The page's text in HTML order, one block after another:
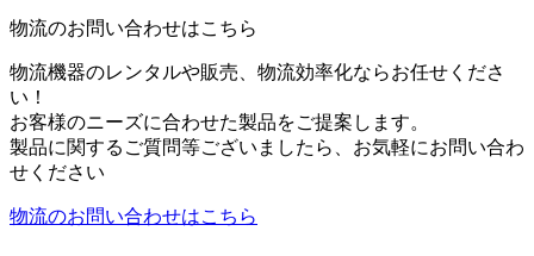
物流のお問い合わせはこちら
物流機器のレンタルや販売、物流効率化ならお任せくださ
い！
お客様のニーズに合わせた製品をご提案します。
製品に関するご質問等ございましたら、お気軽にお問い合わ
せください
物流のお問い合わせはこちら